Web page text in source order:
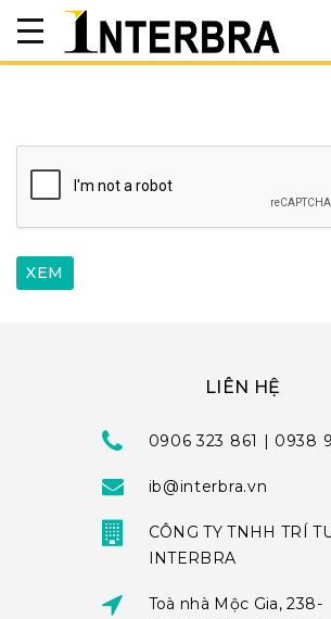
LIÊN HỆ
0906 323 861 | 0938
ib@interbra.vn
CÔNG TY TNHH TRÍ
INTERBRA
Toà nhà Mộc Gia, 238-